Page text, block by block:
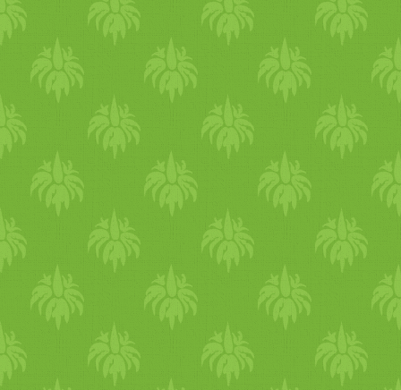
szerecsendiót, alaposan
összekeverjük, és az illatos
keveréket jól záródó üvegben
tároljuk.